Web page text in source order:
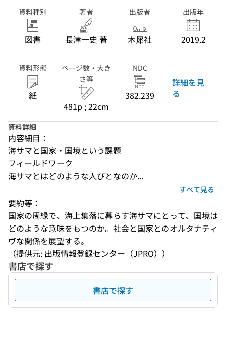
資料種別
図書
著者
長津一史 著
出版者
木犀社
出版年
2019.2
資料形態
紙
ページ数・大き
さ等
481p ; 22cm
NDC
382.239
詳細を見
る
資料詳細
内容細目：
海サマと国家・国境という課題
フィールドワーク
海サマとはどのような人びとなのか...
すべて見る
要約等：
国家の周縁で、海上集落に暮らす海サマにとって、国境は
どのような意味をもつのか。社会と国家とのオルタナティ
ヴな関係を展望する。
（提供元: 出版情報登録センター（JPRO））
書店で探す
書店で探す